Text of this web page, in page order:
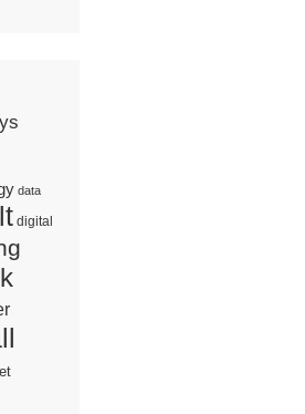
data
digital